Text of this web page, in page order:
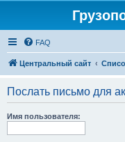
FAQ
Центральный сайт
Послать письмо для
Имя пользователя: